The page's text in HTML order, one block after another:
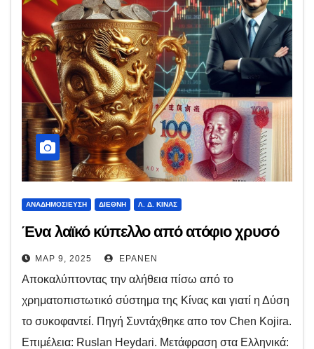
ΑΝΑΔΗΜΟΣΊΕΥΣΗ ΔΙΕΘΝΉ Λ. Δ. ΚΊΝΑΣ
Ένα λαϊκό κύπελλο από ατόφιο χρυσό
ΜΑΡ 9, 2025 EPANEN
Αποκαλύπτοντας την αλήθεια πίσω από το
χρηματοπιστωτικό σύστημα της Κίνας και γιατί η Δύση
το συκοφαντεί. Πηγή Συντάχθηκε απο τον Chen Kojira.
Επιμέλεια: Ruslan Heydari. Μετάφραση στα Ελληνικά: